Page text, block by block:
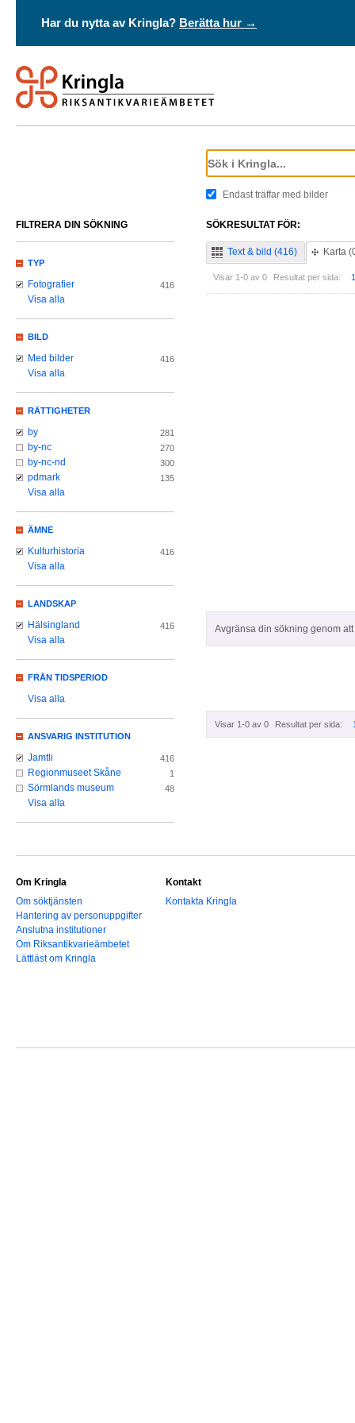
Har du nytta av Kringla? Berätta hur →
Endast träffar med bilder
SÖKRESULTAT FÖR:
Text & bild (416) Karta
Visar 1-0 av 0 Resultat per sida:
Avgränsa din sökning genom
Visar 1-0 av 0 Resultat per sida:
FILTRERA DIN SÖKNING
TYP
Fotografier 416
Visa alla
BILD
Med bilder 416
Visa alla
RÄTTIGHETER
by 281
by-nc 270
by-nc-nd 300
pdmark 135
Visa alla
ÄMNE
Kulturhistoria 416
Visa alla
LANDSKAP
Hälsingland 416
Visa alla
FRÅN TIDSPERIOD
Visa alla
ANSVARIG INSTITUTION
Jamtli 416
Regionmuseet Skåne 1
Sörmlands museum 48
Visa alla
Om Kringla
Om söktjänsten
Hantering av personuppgifter
Anslutna institutioner
Om Riksantikvarieämbetet
Lättläst om Kringla
Kontakt
Kontakta Kringla